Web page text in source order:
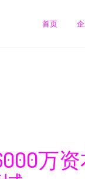
首页
万